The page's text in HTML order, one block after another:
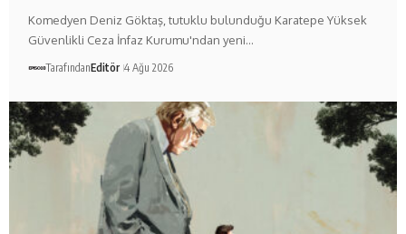
Komedyen Deniz Göktaş, tutuklu bulunduğu Karatepe Yüksek
Güvenlikli Ceza İnfaz Kurumu'ndan yeni…
TarafındanEditör 4 Ağu 2026